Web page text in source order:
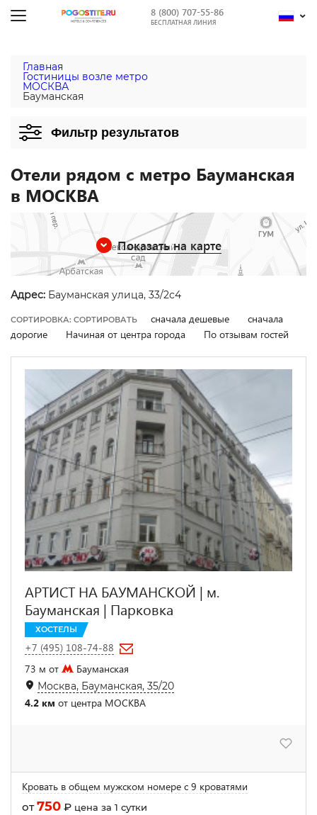
8 (800) 707-55-86
БЕСПЛАТНАЯ ЛИНИЯ
Главная
Гостиницы возле метро
МОСКВА
Бауманская
Фильтр результатов
Отели рядом с метро Бауманская
в МОСКВА
Показать на карте
Адрес: Бауманская улица, 33/2с4
СОРТИРОВКА: СОРТИРОВАТЬ сначала дешевые
сначала
дорогие
Начиная от центра города По отзывам гостей
АРТИСТ НА БАУМАНСКОЙ | м.
Бауманская | Парковка
ХОСТЕЛЫ
+7 (495) 108-74-88
73 м от
Бауманская
Москва, Бауманская, 35/20
4.2 км от центра МОСКВА
Кровать в общем мужском номере с 9 кроватями
от750 ₽ цена за 1 сутки